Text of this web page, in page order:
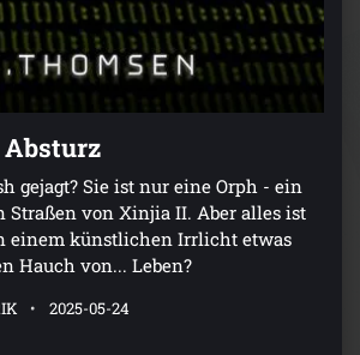
Absturz
gejagt? Sie ist nur eine Orph - ein
Straßen von Xinjia II. Aber alles ist
einem künstlichen Irrlicht etwas
Hauch von... Leben?
2025-05-24